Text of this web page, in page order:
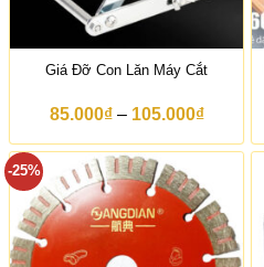
Giá Đỡ Con Lăn Máy Cắt
85.000₫ – 105.000₫K
o
n
g
g
i
á
-25%